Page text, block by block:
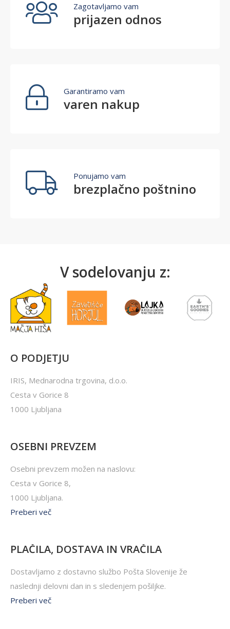
Zagotavljamo vam
prijazen odnos
Garantiramo vam
varen nakup
Ponujamo vam
brezplačno poštnino
V sodelovanju z:
O PODJETJU
IRIS, Mednarodna trgovina, d.o.o.
Cesta v Gorice 8
1000 Ljubljana
OSEBNI PREVZEM
Osebni prevzem možen na naslovu:
Cesta v Gorice 8,
1000 Ljubljana.
Preberi več
PLAČILA, DOSTAVA IN VRAČILA
Dostavljamo z dostavno službo Pošta Slovenije že
naslednji delovni dan in s sledenjem pošiljke.
Preberi več